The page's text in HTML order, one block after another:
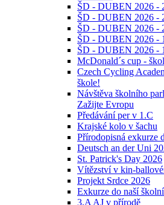
ŠD - DUBEN 2026 -
ŠD - DUBEN 2026 -
ŠD - DUBEN 2026 -
ŠD - DUBEN 2026 -
ŠD - DUBEN 2026 -
McDonald´s cup -
Czech Cycling
škole!
Návštěva školního
Zažijte Evropu
Předávání per v 1.C
Krajské kolo v šachu
Přírodopisná exkurze
Deutsch an der Uni
St. Patrick's Day 2026
Vítězství v kin-
Projekt Srdce 2026
Exkurze do naší
3.A AJ v přírodě